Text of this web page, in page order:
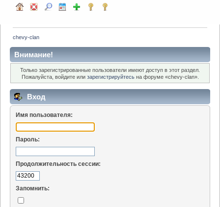
chevy-clan
Внимание!
Только зарегистрированные пользователи имеют доступ в этот раздел.
Пожалуйста, войдите или зарегистрируйтесьна форуме «chevy-clan».
Вход
Имя пользователя:
Пароль:
Продолжительность сессии:
Запомнить: